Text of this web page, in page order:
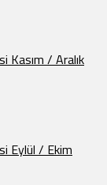
Kasım / Aralık
Eylül / Ekim